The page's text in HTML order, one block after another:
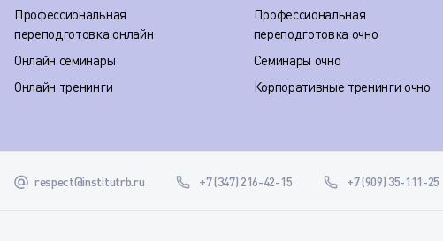
Профессиональная
переподготовка онлайн
Онлайн семинары
Онлайн тренинги
Профессиональная
переподготовка очно
Семинары очно
Корпоративные тренинги очно
respect@institutrb.ru +7 (347) 216-42-15 +7 (909) 35-111-25